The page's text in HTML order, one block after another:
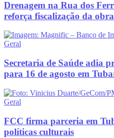
Drenagem na Rua dos
reforça fiscalização da obra
Geral
Secretaria de Saúde adia
para 16 de agosto em
Geral
FCC firma parceria em
políticas culturais